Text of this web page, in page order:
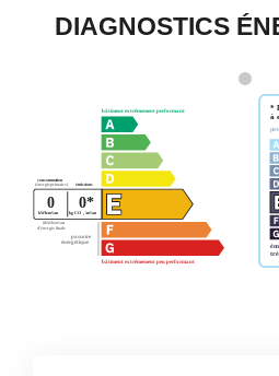
DIAGNOSTICS